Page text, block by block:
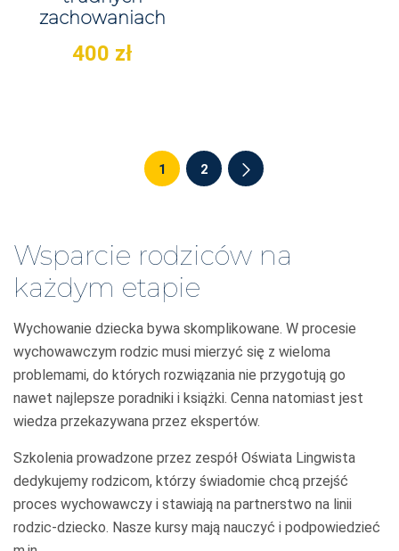
zachowaniach
400 zł
1 2
Wsparcie rodziców na
każdym etapie
Wychowanie dziecka bywa skomplikowane. W procesie
wychowawczym rodzic musi mierzyć się z wieloma
problemami, do których rozwiązania nie przygotują go
nawet najlepsze poradniki i książki. Cenna natomiast jest
wiedza przekazywana przez ekspertów.
Szkolenia prowadzone przez zespół Oświata Lingwista
dedykujemy rodzicom, którzy świadomie chcą przejść
proces wychowawczy i stawiają na partnerstwo na linii
rodzic-dziecko. Nasze kursy mają nauczyć i podpowiedzieć